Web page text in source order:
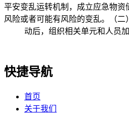
平安变乱运转机制，成立应急物资
风险或者可能有风险的变乱。（
动后，组织相关单元和人员
快捷导航
首页
关于我们